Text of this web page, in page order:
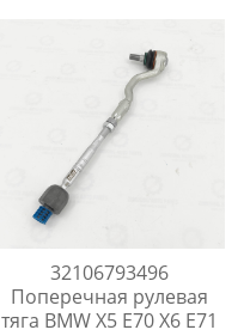
32106793496
Поперечная рулевая
тяга BMW X5 E70 X6 E71